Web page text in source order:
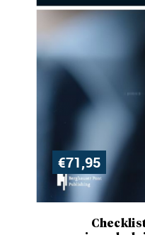
€71,95